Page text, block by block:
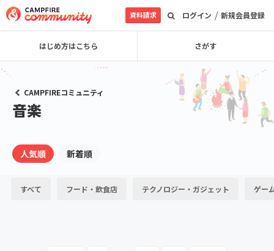
ログイン / 新規会員登録
資料請求
はじめ方はこちら さがす
CAMPFIREコミュニティ
音楽
人気順 新着順
すべて フード・飲食店 テクノロジー・ガジェット ゲー